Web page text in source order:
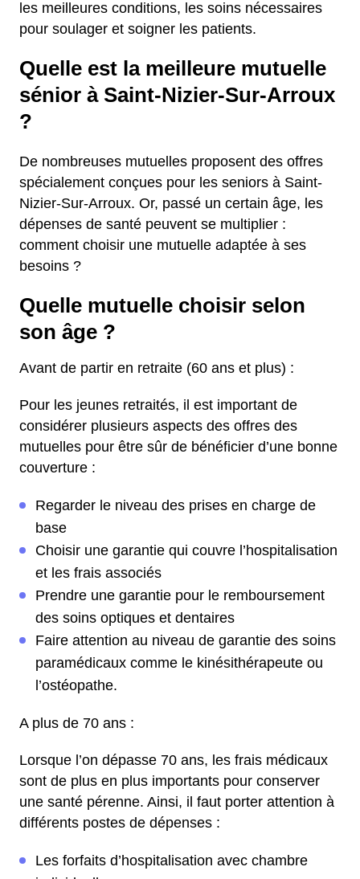
les meilleures conditions, les soins nécessaires
pour soulager et soigner les patients.
Quelle est la meilleure mutuelle
sénior à Saint-Nizier-Sur-Arroux
?
De nombreuses mutuelles proposent des offres
spécialement conçues pour les seniors à Saint-
Nizier-Sur-Arroux. Or, passé un certain âge, les
dépenses de santé peuvent se multiplier :
comment choisir une mutuelle adaptée à ses
besoins ?
Quelle mutuelle choisir selon
son âge ?
Avant de partir en retraite (60 ans et plus) :
Pour les jeunes retraités, il est important de
considérer plusieurs aspects des offres des
mutuelles pour être sûr de bénéficier d’une bonne
couverture :
Regarder le niveau des prises en charge de
base
Choisir une garantie qui couvre l’hospitalisation
et les frais associés
Prendre une garantie pour le remboursement
des soins optiques et dentaires
Faire attention au niveau de garantie des soins
paramédicaux comme le kinésithérapeute ou
l’ostéopathe.
A plus de 70 ans :
Lorsque l’on dépasse 70 ans, les frais médicaux
sont de plus en plus importants pour conserver
une santé pérenne. Ainsi, il faut porter attention à
différents postes de dépenses :
Les forfaits d’hospitalisation avec chambre